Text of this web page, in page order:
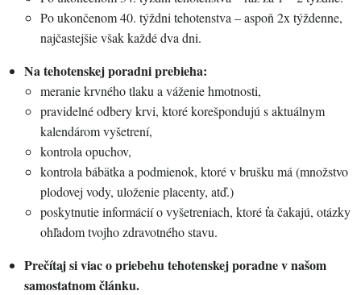
Po ukončenom 40. týždni tehotenstva – aspoň 2x týždenne,
najčastejšie však každé dva dni.
Na tehotenskej poradni prebieha:
meranie krvného tlaku a váženie hmotnosti,
pravidelné odbery krvi, ktoré korešpondujú s aktuálnym
kalendárom vyšetrení,
kontrola opuchov,
kontrola bábätka a podmienok, ktoré v brušku má (množstvo
plodovej vody, uloženie placenty, atď.)
poskytnutie informácií o vyšetreniach, ktoré ťa čakajú, otázky
ohľadom tvojho zdravotného stavu.
Prečítaj si viac o priebehu tehotenskej poradne v našom
samostatnom článku.